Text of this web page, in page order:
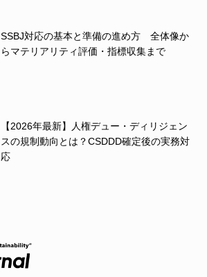
SSBJ対応の基本と準備の進め方 全体像か
らマテリアリティ評価・指標収集まで
【2026年最新】人権デュー・ディリジェン
スの規制動向とは？CSDDD確定後の実務対
応